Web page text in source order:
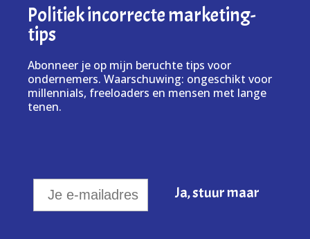
Politiek incorrecte marketing-
tips
Abonneer je op mijn beruchte tips voor
ondernemers. Waarschuwing: ongeschikt voor
millennials, freeloaders en mensen met lange
tenen.